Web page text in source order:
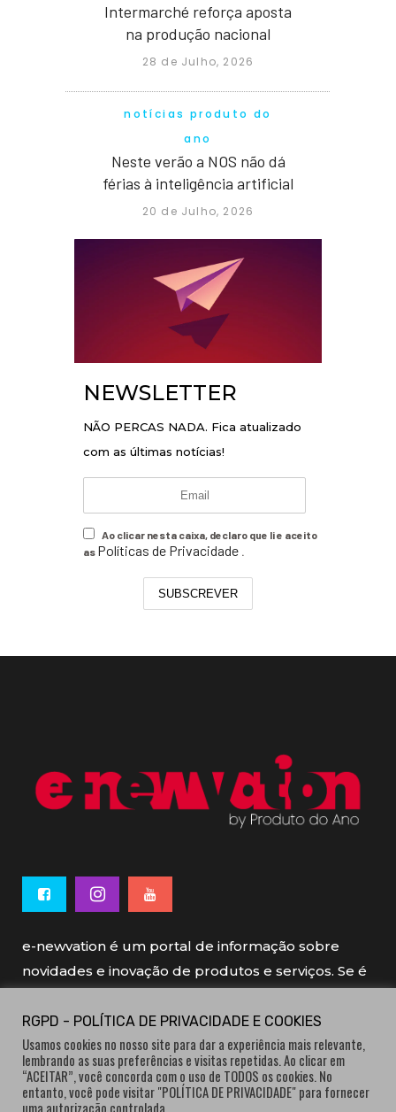
Intermarché reforça aposta
na produção nacional
28 de Julho, 2026
notícias produto do
ano
Neste verão a NOS não dá
férias à inteligência artificial
20 de Julho, 2026
NEWSLETTER
NÃO PERCAS NADA. Fica atualizado
com as últimas notícias!
Ao clicar nesta caixa, declaro que li e aceito
as Políticas de Privacidade .
SUBSCREVER
e-newvation é um portal de informação sobre
novidades e inovação de produtos e serviços. Se é
e-newvation tem o patrocínio do “Produto do
Ano”, o prémio de inovação atribuído por
consumidores.
RGPD - POLÍTICA DE PRIVACIDADE E COOKIES
Usamos cookies no nosso site para dar a experiência mais relevante,
lembrando as suas preferências e visitas repetidas. Ao clicar em
“ACEITAR”, você concorda com o uso de TODOS os cookies. No
entanto, você pode visitar "POLÍTICA DE PRIVACIDADE" para fornecer
uma autorização controlada.